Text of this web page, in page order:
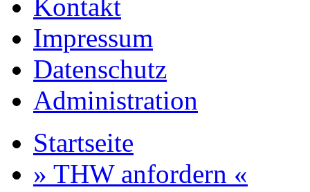
Kontakt
Impressum
Datenschutz
Administration
Startseite
» THW anfordern «